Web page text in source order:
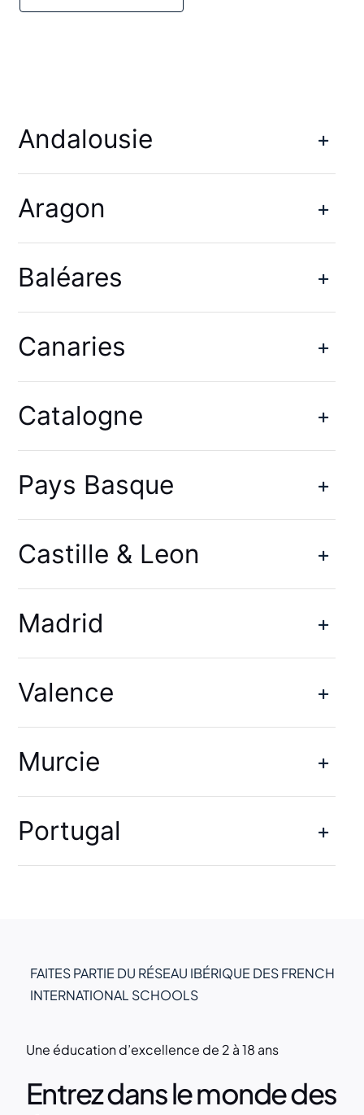
Andalousie
Aragon
Baléares
Canaries
Catalogne
Pays Basque
Castille & Leon
Madrid
Valence
Murcie
Portugal
FAITES PARTIE DU RÉSEAU IBÉRIQUE DES FRENCH
INTERNATIONAL SCHOOLS
Une éducation d’excellence de 2 à 18 ans
Entrez dans le monde des